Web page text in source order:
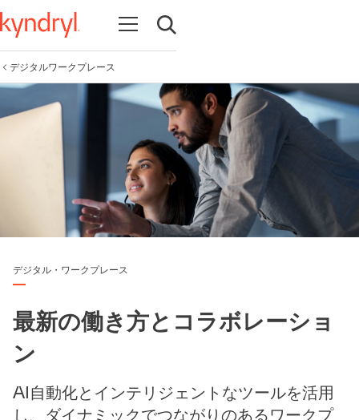
Open navigation
Open search
デジタルワークプレース
デジタル・ワークプレース
最新の働き方とコラボレーショ
ン
AI自動化とインテリジェントなツールを活用
し、ダイナミックでつながりのあるワークプ